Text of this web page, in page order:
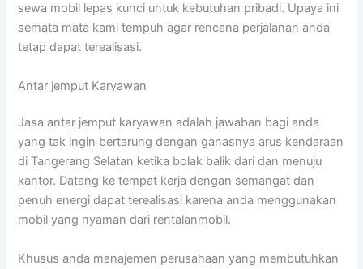
sewa mobil lepas kunci untuk kebutuhan pribadi. Upaya ini
semata mata kami tempuh agar rencana perjalanan anda
tetap dapat terealisasi.
Antar jemput Karyawan
Jasa antar jemput karyawan adalah jawaban bagi anda
yang tak ingin bertarung dengan ganasnya arus kendaraan
di Tangerang Selatan ketika bolak balik dari dan menuju
kantor. Datang ke tempat kerja dengan semangat dan
penuh energi dapat terealisasi karena anda menggunakan
mobil yang nyaman dari rentalanmobil.
Khusus anda manajemen perusahaan yang membutuhkan